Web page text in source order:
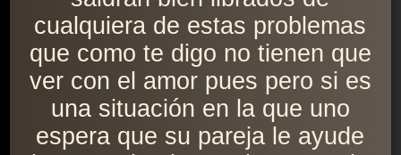
cualquiera de estas problemas
que como te digo no tienen que
ver con el amor pues pero si es
una situación en la que uno
espera que su pareja le ayude